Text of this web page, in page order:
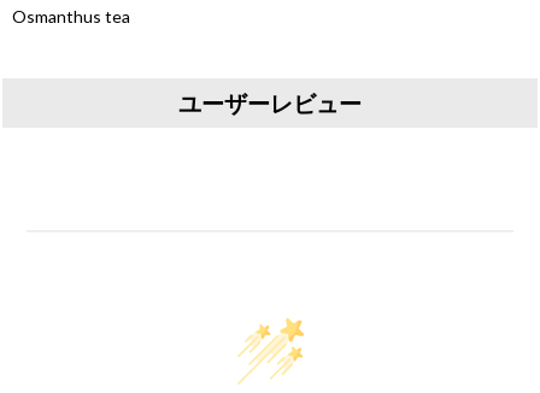
Osmanthus tea
ユーザーレビュー